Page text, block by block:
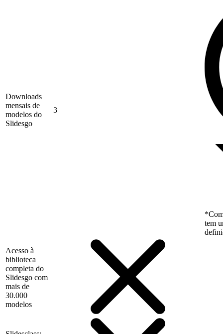
Downloads
mensais de
modelos do
Slidesgo
3
tem
Acesso à
biblioteca
completa do
Slidesgo com
mais de
30.000
modelos